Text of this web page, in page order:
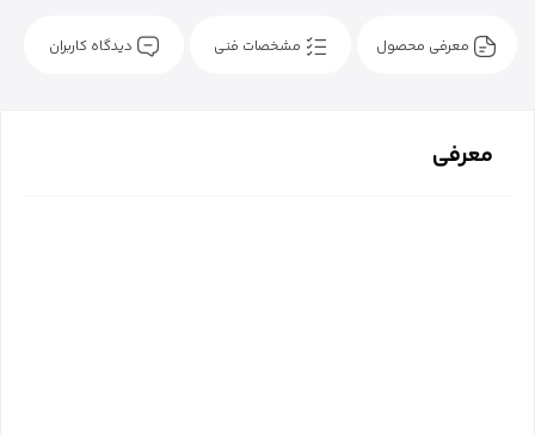
معرفی محصول مشخصات فنی دیدگاه کاربران
معرفی